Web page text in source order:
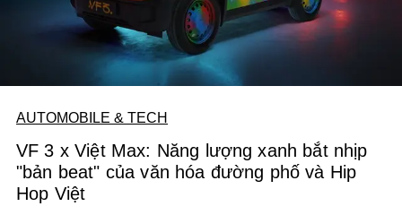
AUTOMOBILE & TECH
VF 3 x Việt Max: Năng lượng xanh bắt nhịp
"bản beat" của văn hóa đường phố và Hip
Hop Việt